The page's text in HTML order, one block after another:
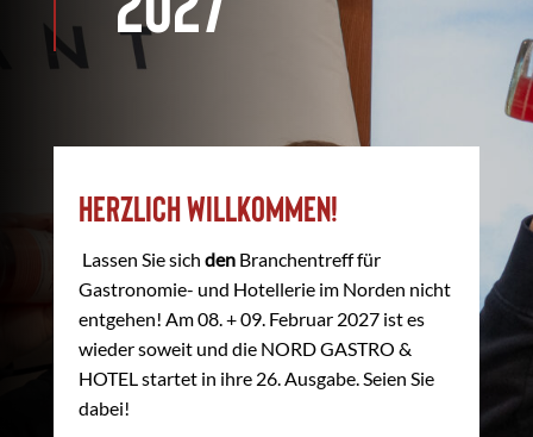
Herzlich willkommen!
Lassen Sie sich denBranchentreff für
Gastronomie- und Hotellerie im Norden nicht
entgehen! Am 08. + 09. Februar 2027 ist es
wieder soweit und die NORD GASTRO &
HOTEL startet in ihre 26. Ausgabe. Seien Sie
dabei!